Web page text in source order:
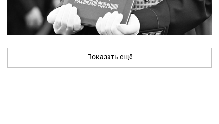
Показать ещё